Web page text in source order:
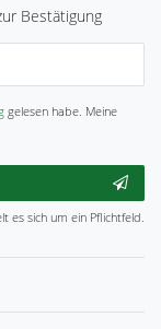
Bestätigung
gelesen habe. Meine
es sich um ein Pflichtfeld.